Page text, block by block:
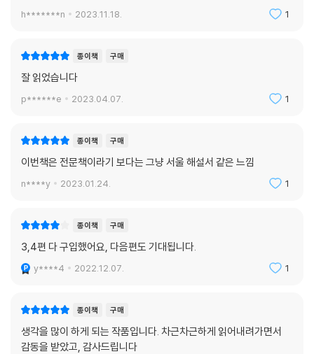
h*******n 2023.11.18. 1
종이책 구매
잘 읽었습니다
p******e 2023.04.07. 1
종이책 구매
이번책은 전문책이라기 보다는 그냥 서울 해설서 같은 느낌
n****y 2023.01.24. 1
종이책 구매
3,4편 다 구입했어요, 다음편도 기대됩니다.
y****4 2022.12.07. 1
종이책 구매
생각을 많이 하게 되는 작품입니다. 차근차근하게 읽어내려가면서
감동을 받았고, 감사드립니다